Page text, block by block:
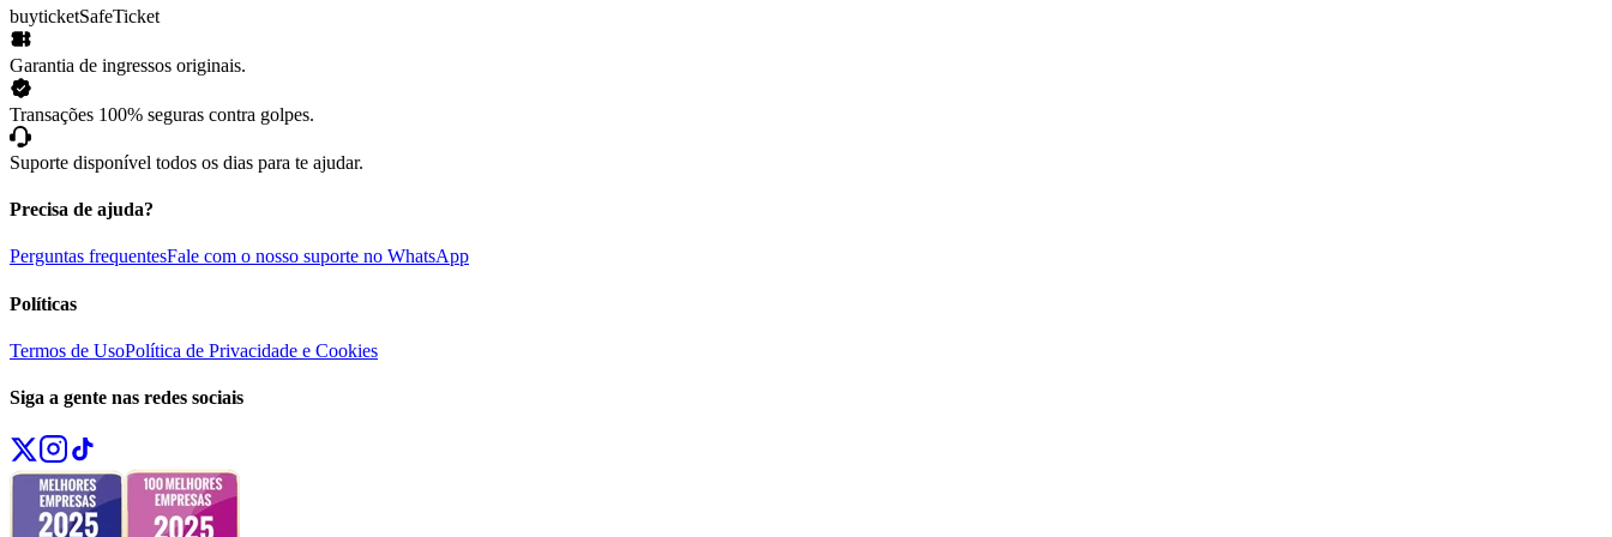
buyticketSafeTicket
Garantia de ingressos originais.
Transações 100% seguras contra golpes.
Suporte disponível todos os dias para te ajudar.
Precisa de ajuda?
Perguntas frequentesFale com o nosso suporte no WhatsApp
Políticas
Termos de UsoPolítica de Privacidade e Cookies
Siga a gente nas redes sociais